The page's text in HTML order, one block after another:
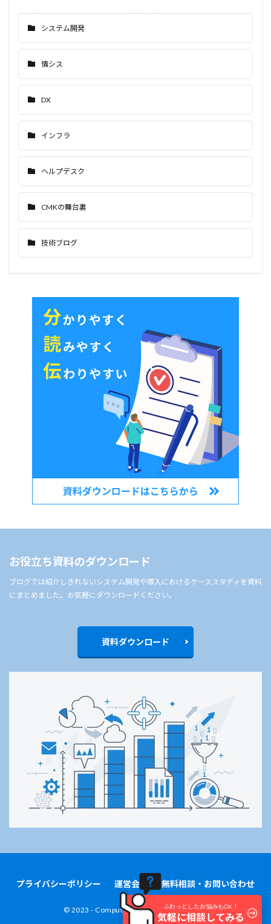
システム開発
情シス
DX
インフラ
ヘルプデスク
CMKの舞台裏
技術ブログ
お役立ち資料のダウンロード
ブログでは紹介しきれないシステム開発や導入におけるケーススタディを資料
にまとめました。お気軽にダウンロードください。
資料ダウンロード
プライバシーポリシー 運営会社 無料相談・お問い合わせ
©︎ 2023 - Computer Management Co.,Ltd.
ふわっとしたお悩みもOK！
気軽に相談してみる